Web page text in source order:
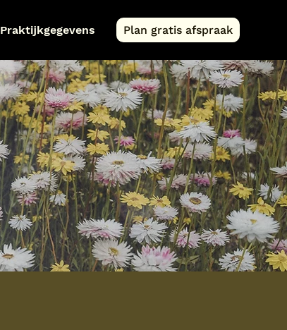
Praktijkgegevens Plan gratis afspraak